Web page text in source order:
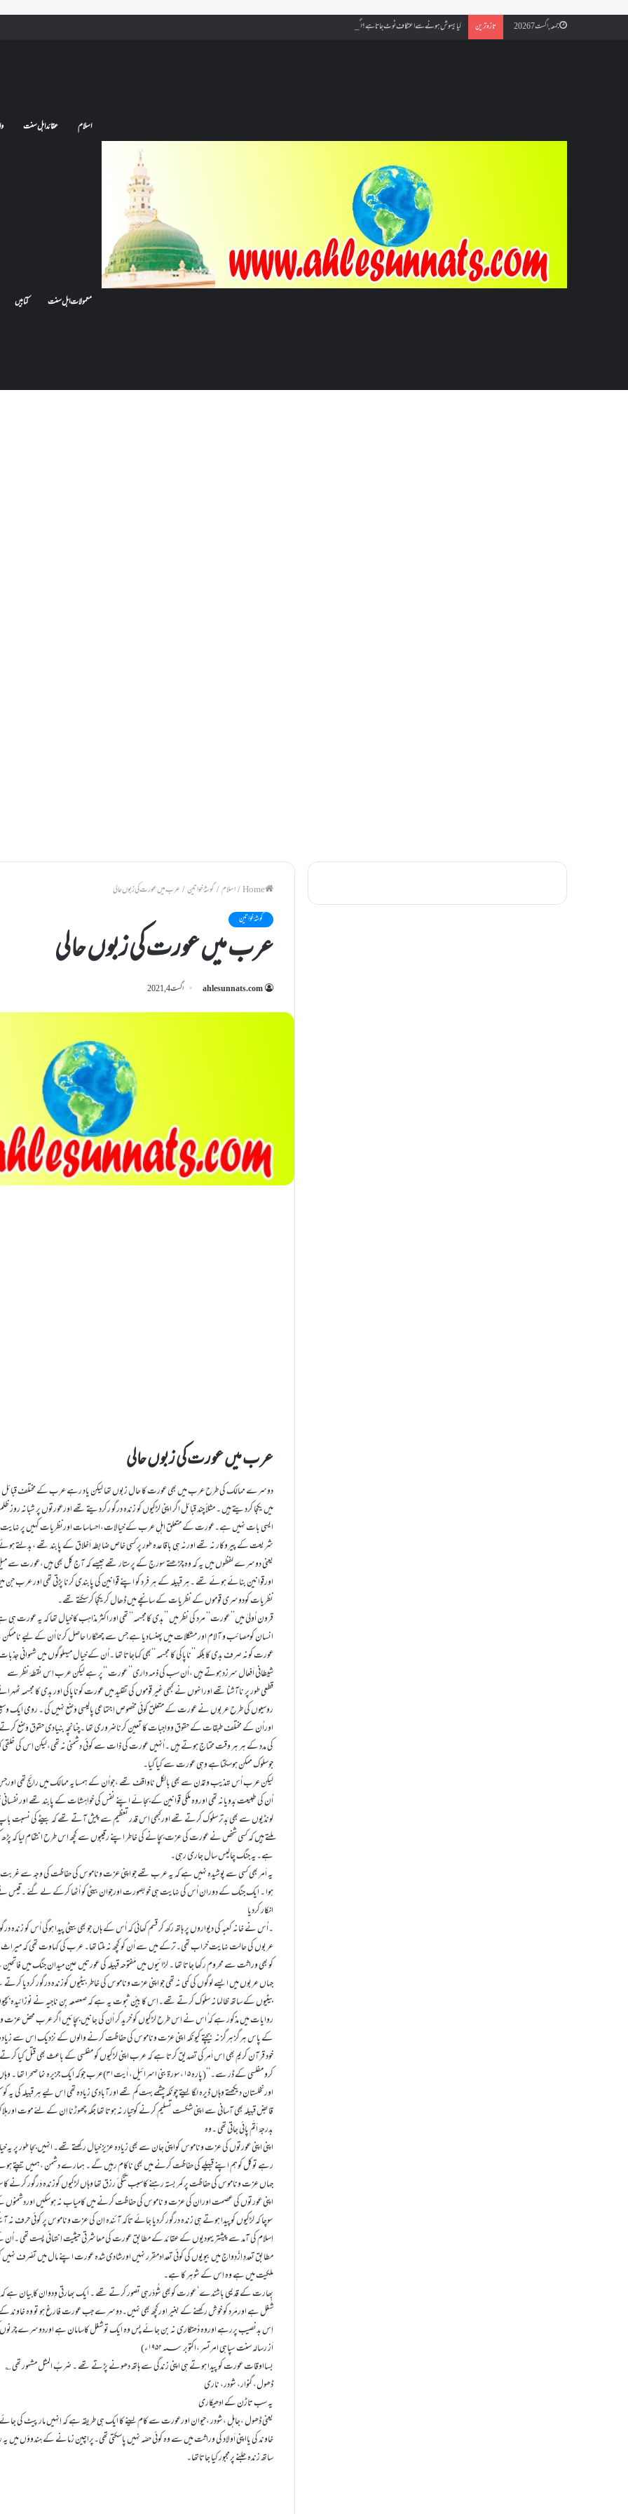
جمعہ, اگست 7 2026 تازہ ترین کیا بیہوش ہونے سے اعتکاف ٹوٹ جاتا ہے؟ اگر معتکف کو احتلام ہو جائے تو کیا اس کا اعتکاف ٹوٹ جائے گا؟فنائے مسجد کسے کہتے ہیں ، اور کیا معتکف فنائے مسجد میں جا سکتا ہے؟
اسلام عقائد اہل سنت
معمولات اہل سنت کتابیں
/اسلام/گوشۂ خواتین/عرب میں عورت کی زبوں حالی
گوشۂ خواتین
عرب میں عورت کی زبوں حالی
ahlesunnats.com اگست 4, 2021
عرب میں عورت کی زبوں حالی
دوسرے ممالک کی طرح عرب میں بھی عورت کا حال زبوں تھا لیکن یاد رہے عرب کے مختلف قبائل
میں یکجا کردیتے ہیں ۔ مثلاً چند قبائل اگر اپنی لڑکیوں کو زندہ درگو رکردیتے تھے اورعورتوں پر شبانہ
ایسی بات نہیں ہے۔عورت کے متعلق اہلِ عرب کے خیالات،احساسات اورنظریات کہیں پر نہایت
شریعت کے پیروکار نہ تھے اورنہ ہی باقاعدہ طور پر کسی خاص ضابطہ اَخلاق کے پابند تھے
یعنی دوسرے لفظوں میں یہ کہ وہ چڑھتے سورج کے پرستار تھے جیسے کہ آج کل بھی ہیں،عورت سے میل
اورقوانین بنائے ہوئے تھے ۔ہر قبیلہ کے ہر فرد کو اپنے قوانین کی پابندی کرنا پڑتی تھی اور عرب
نظریات کودوسری قوموں کے نظریات کے سانچے میں ڈھال کریکجا کرسکتے تھے۔
قرون اُولیٰ میں’’ عورت‘‘ مرد کی نظر میں ’’بدی کامجسمہ‘‘ تھی اور اکثر مذاہب کا خیال تھا کہ یہ
انسان کومصائب و آلام اور مشکلات میں پھنسادیا ہے جس سے چھٹکارا حاصل کرنا اُن کے لیے
عورت کونہ صرف بدی کابلکہ ’’ناپاکی کا مجسمہ ‘‘بھی کہاجاتا تھا ۔اُن کے خیال میںلوگوں میں
شیطانی اَفعال سرزد ہوتے ہیں ،اُن سب کی ذمہ داری’’ عورت ‘‘پر ہے لیکن عرب اِس نقطۂ نظر سے
قطعی طور پر ناآشنا تھے اورانہوں نے کبھی غیر قوموں کی تقلید میں عورت کوناپاکی اور بدی کا
روسیوں کی طرح عربوں نے عورت کے متعلق کوئی مخصوص اِجتماعی پالیسی وَضَع نہیں کی ۔ رومی
اوراُن کے مختلف طبقات کے حقوق وواجبات کا تعین کرناضروری تھا ۔چنانچہ بنیادی حقوق
کی مدد کے ہر ہر وقت محتاج ہوتے ہیں ۔اُنہیں عورت کی ذات سے کوئی دشمنی نہ تھی،لیکن اِس کی
جوسلوک ممکن ہوسکتاہے وہی عورت سے کیا گیا۔
لیکن عرب اُس تہذیب وتمدن سے بھی بالکل ناواقف تھے ،جواُن کے ہمسایہ ممالک میں رائج تھی
اُن کی طبیعت بَدویانہ تھی اوروہ ملکی قوانین کے بجائے اپنے نفس کی خواہشات کے پابند تھے
لونڈیوں سے بھی بَدتر سلوک کرتے تھے اورکبھی اِس قدر تعظیم سے پیش آتے تھے کہ بیٹے کی
ملتے ہیں کہ کسی شخص نے عورت کی عزت بچانے کی خاطر اپنے رقیبوں سے کچھ اِس طرح انتقام لیا کہ پڑھ
ہے۔یہ جنگ چالیس سال جاری رہی۔
یہ اَمر بھی کسی سے پوشیدہ نہیں ہے کہ یہ عرب تھے جو اپنی عزت وناموس کی حفاظت کی وجہ سے
ہوا ۔ ایک جنگ کے دوران اُس کی نہایت ہی خوبصورت اورجوان بیٹی کو اُٹھا کرکے لے گئے
انکار کردیا
۔اُس نے خانہ کعبہ کی دیواروں پر ہاتھ رکھ کر قسم کھائی کہ اُس کے ہاں جو بھی بیٹی پیدا ہوگی اُس کو
عربوں کی حالت نہایت خراب تھی۔ترکے میں سے اُن کو کچھ نہ ملتا تھا۔ عرب کی کہاوت تھی کہ
کو بھی وراثت سے محروم رکھا جاتا تھا ۔ لڑائیوں میں مَفتوحہ قبیلہ کی عورتیں عین میدان جنگ میں
جہاں عربوں میں ایسے لوگوں کی کمی نہ تھی جو اپنی عزت وناموس کی خاطر بیٹیوں کوزندہ درگور
بیٹیوں کے ساتھ ظالمانہ سلوک کرتے تھے۔اِس کا بیِّن ثبوت یہ ہے کہ صعصعہ بِن ناجیہ نے نوزائیدہ
روایات میں مذکور ہے کہ ُاس نے اِس طرح لڑکیوں کو خرید کر اُن کی جانیں بچائیں اگر عرب محض عزت
کے پاس ہرگز ہرگز نہ بیچتے کیونکہ اپنی عزت وناموس کی حفاظت کرنے والوں کے نزدیک اِس سے
خود قرآن کریم بھی اِس اَمر کی تصدیق کرتا ہے کہ عرب اپنی لڑکیوں کو مفلسی کے باعث بھی قتل کیا کرتے
کرو مفلسی کے ڈر سے۔‘‘(پارہ ۱۵،سورۃ بنی اسرائیل،
اورنخلستان دیکھتے وہاں ڈیرہ لگا لیتے چونکہ چشمے بہت کم تھے اورآبادی زیادہ تھی اِس لیے ہر قبیلہ
قابض قبیلہ بھی آسانی سے اپنی شکست تسلیم کرنے کوتیار نہ ہوتا تھا جگہ چھوڑنا اِن کے لئے موت
بدرجۂ اَتَم پائی جاتی تھی ۔وہ
اپنی اپنی عورتوں کی عزت وناموس کواپنی جان سے بھی زیادہ عزیز خیال رکھتے تھے۔ انہیں بجا طور
رہے توکل کوہم اپنے قبیلے کی حفاظت کرنے میں بھی ناکام رہیں گے ۔ ہمارے دشمن ،ہمیں تپتے
جہاں عزت وناموس کی حفاظت پر کمر بستہ رہنے کاسبب تنگی ٔ رزق تھا وہاں لڑکیوں کوزندہ دَرگور کرنے
اپنی عورتوں کی عصمت اوران کی عزت و ناموس کی حفاظت کرنے میں کامیاب نہ ہوسکیں
سوچا کہ لڑکیوں کوپیدا ہوتے ہی زندہ درگور کردیا جائے تاکہ آئندہ اِن کی عزت وناموس پر کوئی حرف نہ
اِسلام کی آمد سے پیشتر یہودیوں کے عقائد کے مطابق عورت کی معاشرتی حیثیت اِنتہائی پست تھی
مطابق تعددِ اِزْدِواج میں بیویوں کی کوئی تعدادمقرر نہیں اورشادی شدہ عورت اپنے مال میں تصّرف
ملکیت میں ہے وہ اِس کے شوہر کا ہے۔
بھارت کے قدیمی باشندے‘ عورت کوبھی شُودَرہی تصور کرتے تھے ۔ ایک بھارتی وِدوان کابیان
شُغل ہے اورمَرد کو خوش رکھنے کے بغیر اورکچھ بھی نہیں۔دوسرے جب عورت فارغ ہو تو وہ خاوند
اِس بدنصیب پررہے اوروہ دُھتکاری نہ بن جائے پس وہ ایک تو شغل کاسامان ہے اوردوسرے
اَز رسالہ سنت سپاہی امرتسر ،اکتوبر ۱۹۵۲؁ء)
بسااوقات عورت کو پیدا ہوتے ہی اپنی زندگی سے ہاتھ دھونے پڑتے تھے ۔ ضربُ المثل مشہور تھی ؎
ڈھول، گنوار، شودر، ناری
یہ سب تاڑن کے ادھیکاری
یعنی ڈھول ،جاہل ،شودر ،حیوان اورعورت سے کام لینے کا ایک ہی طریقہ ہے کہ اِنہیں مار پیٹ کی
خاوند کی یااپنی اَولاد کی وراثت میں سے وہ کوئی حصّہ نہیں پاسکتی تھی۔پراچین زمانے کے
ساتھ زندہ جلنے پرمجبور کیا جاتاتھا۔